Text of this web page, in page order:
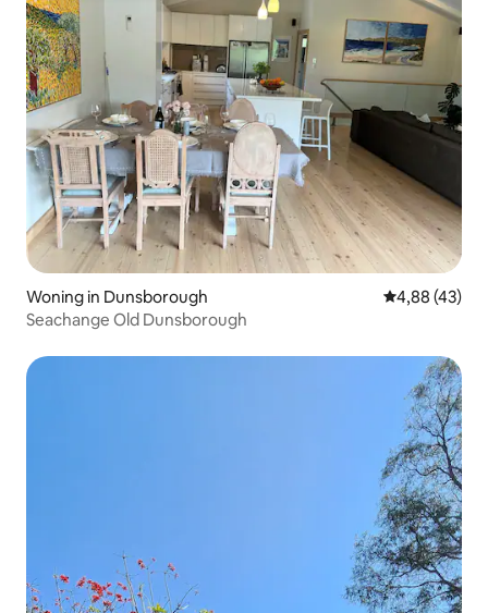
Woning in Dunsborough Gemiddelde
4,88 (43)
Seachange Old Dunsborough